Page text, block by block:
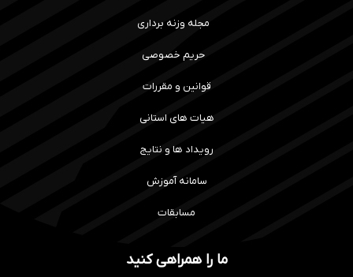
مجله وزنه برداری
حریم خصوصی
قوانین و مقررات
هیات های استانی
رویداد ها و نتایج
سامانه آموزش
مسابقات
ما را همراهی کنید